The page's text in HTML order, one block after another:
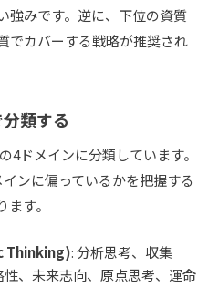
強みです。逆に、下位の資質
でカバーする戦略が推奨され
類する
ドメインに分類しています。
ンに偏っているかを把握する
す。
Thinking): 分析思考、収集
、未来志向、原点思考、運命